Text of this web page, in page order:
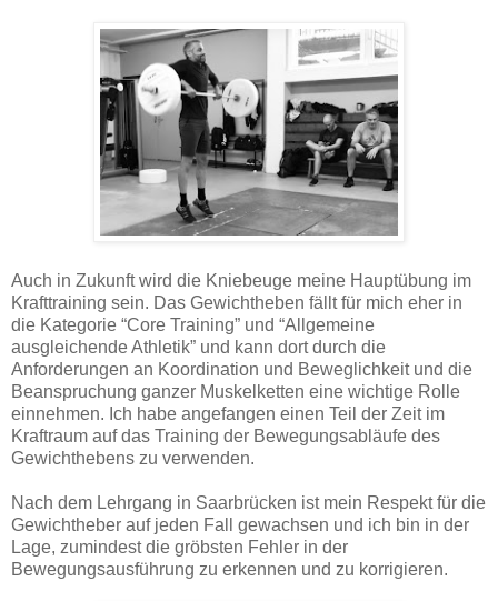
Auch in Zukunft wird die Kniebeuge meine Hauptübung im
Krafttraining sein. Das Gewichtheben fällt für mich eher in
die Kategorie “Core Training” und “Allgemeine
ausgleichende Athletik” und kann dort durch die
Anforderungen an Koordination und Beweglichkeit und die
Beanspruchung ganzer Muskelketten eine wichtige Rolle
einnehmen. Ich habe angefangen einen Teil der Zeit im
Kraftraum auf das Training der Bewegungsabläufe des
Gewichthebens zu verwenden.
Nach dem Lehrgang in Saarbrücken ist mein Respekt für die
Gewichtheber auf jeden Fall gewachsen und ich bin in der
Lage, zumindest die gröbsten Fehler in der
Bewegungsausführung zu erkennen und zu korrigieren.